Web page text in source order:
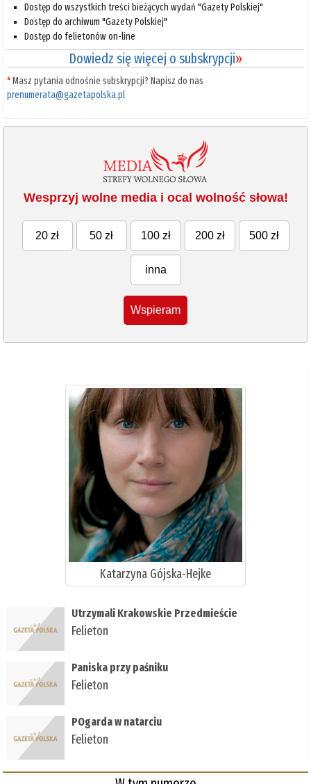
Dostęp do wszystkich treści bieżących wydań "Gazety Polskiej"
Dostęp do archiwum "Gazety Polskiej"
Dostęp do felietonów on-line
Dowiedz się więcej o subskrypcji»
*Masz pytania odnośnie subskrypcji? Napisz do nas
prenumerata@gazetapolska.pl
Wesprzyj wolne media i ocal wolność słowa!
20 zł 50 zł 100 zł 200 zł 500 zł
inna
Wspieram
Katarzyna Gójska-Hejke
Utrzymali Krakowskie Przedmieście
Felieton
Paniska przy paśniku
Felieton
POgarda w natarciu
Felieton